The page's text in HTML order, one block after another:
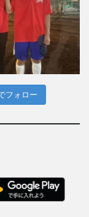
フォロー